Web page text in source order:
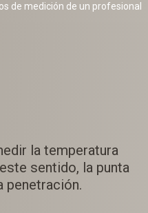
de medición de un profesional
la temperatura
sentido, la punta
penetración.